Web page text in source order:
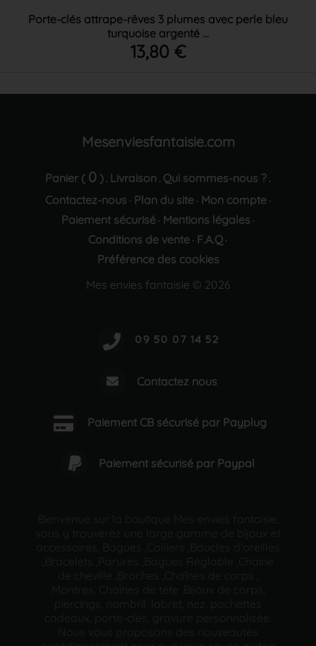
Porte-clés attrape-rêves 3 plumes avec perle bleu
turquoise argenté ...
13,80 €
Mesenviesfantaisie.com
Panier ( 0 ) . Livraison . Qui sommes-nous ? .
Contactez-nous · Plan du site· Mon compte·
Paiement sécurisé· Mentions légales ·
Conditions de vente · F.A.Q ·
Préférence des cookies
Mes envies fantaisie © 2026
Contactez nous
Paiement CB sécurisé par Payplug
Paiement sécurisé par Paypal